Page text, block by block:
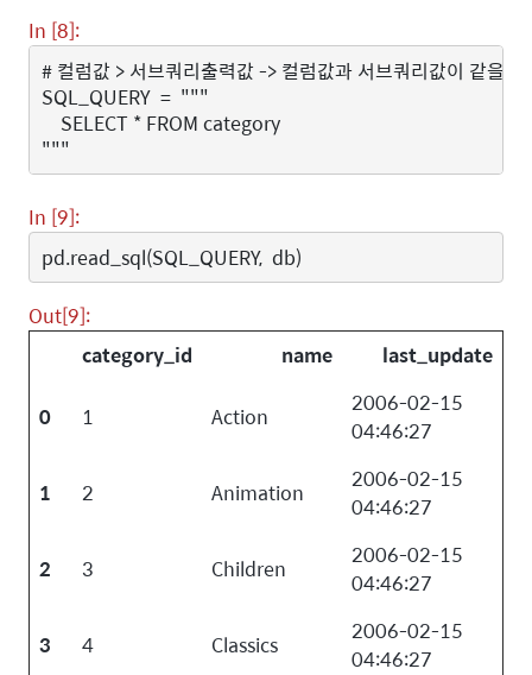
In [8]:
# 컬럼값 > 서브쿼리출력값 -> 컬럼값과 서브쿼리값이 같을
SQL_QUERY = """
    SELECT * FROM category
"""
In [9]:
pd.read_sql(SQL_QUERY, db)
Out[9]:
category_id
name last_update
0 1 Action
2006-02-15
04:46:27
1 2 Animation
2006-02-15
04:46:27
2 3 Children
2006-02-15
04:46:27
3 4 Classics
2006-02-15
04:46:27